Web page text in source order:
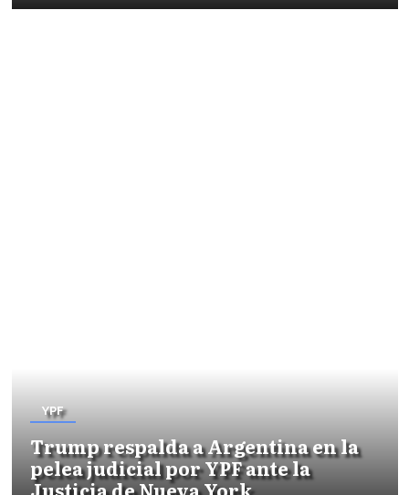
YPF
Trump respalda a Argentina en la
pelea judicial por YPF ante la
Justicia de Nueva York